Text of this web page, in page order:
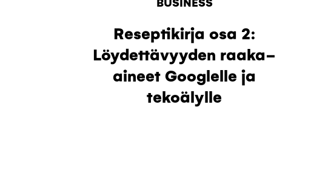
Reseptikirja osa 2:
Löydettävyyden raaka-
aineet Googlelle ja
tekoälylle